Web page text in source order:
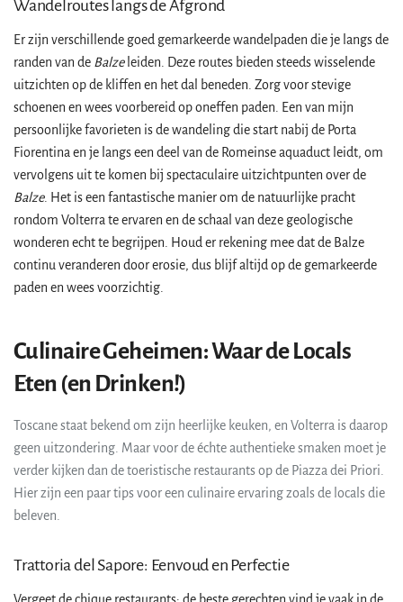
Wandelroutes langs de Afgrond
Er zijn verschillende goed gemarkeerde wandelpaden die je langs de
randen van de Balzeleiden. Deze routes bieden steeds wisselende
uitzichten op de kliffen en het dal beneden. Zorg voor stevige
schoenen en wees voorbereid op oneffen paden. Een van mijn
persoonlijke favorieten is de wandeling die start nabij de Porta
Fiorentina en je langs een deel van de Romeinse aquaduct leidt, om
vervolgens uit te komen bij spectaculaire uitzichtpunten over de
Balze. Het is een fantastische manier om de natuurlijke pracht
rondom Volterra te ervaren en de schaal van deze geologische
wonderen echt te begrijpen. Houd er rekening mee dat de Balze
continu veranderen door erosie, dus blijf altijd op de gemarkeerde
paden en wees voorzichtig.
Culinaire Geheimen: Waar de Locals
Eten (en Drinken!)
Toscane staat bekend om zijn heerlijke keuken, en Volterra is daarop
geen uitzondering. Maar voor de échte authentieke smaken moet je
verder kijken dan de toeristische restaurants op de Piazza dei Priori.
Hier zijn een paar tips voor een culinaire ervaring zoals de locals die
beleven.
Trattoria del Sapore: Eenvoud en Perfectie